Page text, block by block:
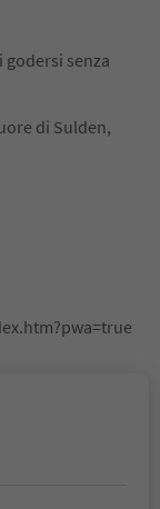
godersi senza
di Sulden,